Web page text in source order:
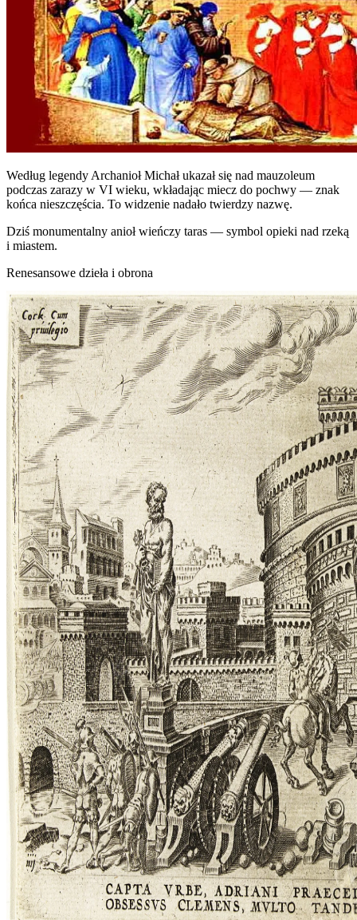
Według legendy Archanioł Michał ukazał się nad mauzoleum
podczas zarazy w VI wieku, wkładając miecz do pochwy — znak
końca nieszczęścia. To widzenie nadało twierdzy nazwę.
Dziś monumentalny anioł wieńczy taras — symbol opieki nad rzeką
i miastem.
Renesansowe dzieła i obrona